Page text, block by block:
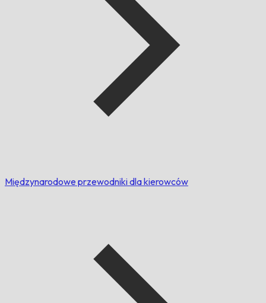
Międzynarodowe przewodniki dla kierowców